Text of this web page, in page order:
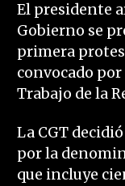
El presidente
Gobierno se
primera
convocado
Trabajo de la
La CGT
por la
que incluye